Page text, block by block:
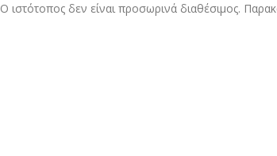
Ο ιστότοπος δεν είναι προσωρινά διαθέσιμος.